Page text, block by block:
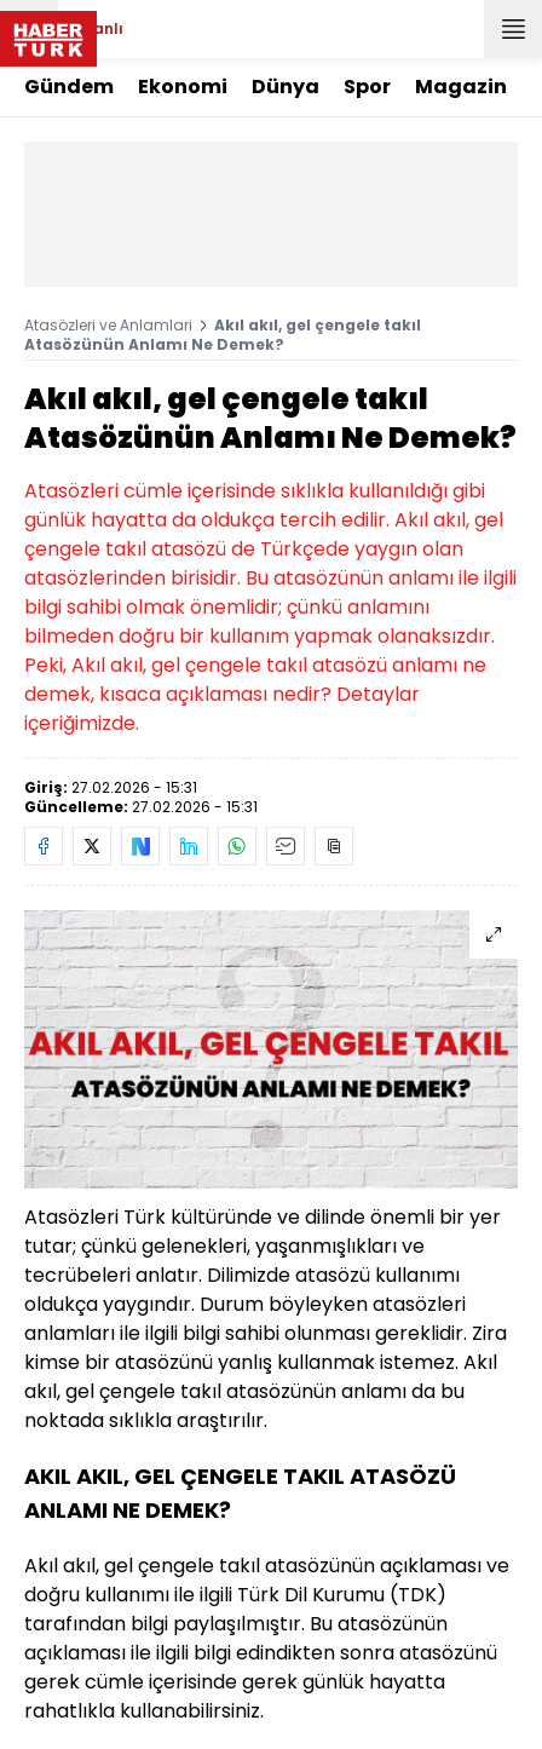
Canlı
Gündem Ekonomi Dünya Spor Magazin
Atasözleri ve Anlamlari
Akıl akıl, gel çengele takıl
Atasözünün Anlamı Ne Demek?
Akıl akıl, gel çengele takıl
Atasözünün Anlamı Ne Demek?
Atasözleri cümle içerisinde sıklıkla kullanıldığı gibi
günlük hayatta da oldukça tercih edilir. Akıl akıl, gel
çengele takıl atasözü de Türkçede yaygın olan
atasözlerinden birisidir. Bu atasözünün anlamı ile ilgili
bilgi sahibi olmak önemlidir; çünkü anlamını
bilmeden doğru bir kullanım yapmak olanaksızdır.
Peki, Akıl akıl, gel çengele takıl atasözü anlamı ne
demek, kısaca açıklaması nedir? Detaylar
içeriğimizde.
Giriş: 27.02.2026 - 15:31
Güncelleme: 27.02.2026 - 15:31
Atasözleri Türk kültüründe ve dilinde önemli bir yer
tutar; çünkü gelenekleri, yaşanmışlıkları ve
tecrübeleri anlatır. Dilimizde atasözü kullanımı
oldukça yaygındır. Durum böyleyken atasözleri
anlamları ile ilgili bilgi sahibi olunması gereklidir. Zira
kimse bir atasözünü yanlış kullanmak istemez. Akıl
akıl, gel çengele takıl atasözünün anlamı da bu
noktada sıklıkla araştırılır.
AKIL AKIL, GEL ÇENGELE TAKIL ATASÖZÜ
ANLAMI NE DEMEK?
Akıl akıl, gel çengele takıl atasözünün açıklaması ve
doğru kullanımı ile ilgili Türk Dil Kurumu (TDK)
tarafından bilgi paylaşılmıştır. Bu atasözünün
açıklaması ile ilgili bilgi edindikten sonra atasözünü
gerek cümle içerisinde gerek günlük hayatta
rahatlıkla kullanabilirsiniz.